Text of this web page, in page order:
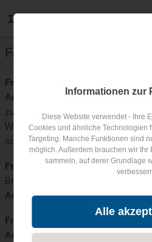
FAQs
Frage:
Antwort:
Um das Portal für die
zu gestalten ist es von nutzen
Wiederkehrende Fragen kann man
schafft vertrauen zu den Kunden.
Frage:
Was kann ich den
Branchenportal bieten?
Antwort:
Frage:
Antwort:
Informationen zur
Diese Website verwendet - Ihre
Cookies und ähnliche Technologien
Targeting. Manche Funktionen sind
möglich. Außerdem brauchen wir Ihr
sammeln, auf derer Grundlage
Alle